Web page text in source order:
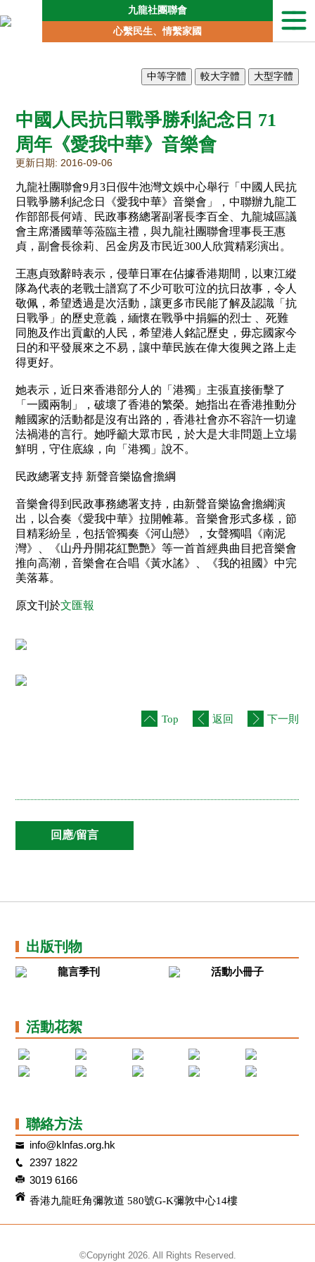
本
動
地
區
委
員
會
責
員
會
社
會
服
務
基
版
刊
物
聯
絡
我
九龍社團聯會
心繫民生、情繫家國
中國人民抗日戰爭勝利紀念日 71
周年《愛我中華》音樂會
更新日期: 2016-09-06
九龍社團聯會9月3日假牛池灣文娛中心舉行「中國人民抗
日戰爭勝利紀念日《愛我中華》音樂會」，中聯辦九龍工
作部部長何靖、民政事務總署副署長李百全、九龍城區議
會主席潘國華等蒞臨主禮，與九龍社團聯會理事長王惠
貞，副會長徐莉、呂金房及市民近300人欣賞精彩演出。
王惠貞致辭時表示，侵華日軍在佔據香港期間，以東江縱
隊為代表的老戰士譜寫了不少可歌可泣的抗日故事，令人
敬佩，希望透過是次活動，讓更多市民能了解及認識「抗
日戰爭」的歷史意義，緬懷在戰爭中捐軀的烈士 、死難
同胞及作出貢獻的人民，希望港人銘記歷史，毋忘國家今
日的和平發展來之不易，讓中華民族在偉大復興之路上走
得更好。
她表示，近日來香港部分人的「港獨」主張直接衝擊了
「一國兩制」，破壞了香港的繁榮。她指出在香港推動分
離國家的活動都是沒有出路的，香港社會亦不容許一切違
法禍港的言行。她呼籲大眾市民，於大是大非問題上立場
鮮明，守住底線，向「港獨」說不。
民政總署支持 新聲音樂協會擔綱
音樂會得到民政事務總署支持，由新聲音樂協會擔綱演
出，以合奏《愛我中華》拉開帷幕。音樂會形式多樣，節
目精彩紛呈，包括管獨奏《河山戀》，女聲獨唱《南泥
灣》、《山丹丹開花紅艷艷》等一首首經典曲目把音樂會
推向高潮，音樂會在合唱《黃水謠》、《我的祖國》中完
美落幕。
原文刊於文匯報
Top 返回 下一則
出版刊物
龍言季刊 活動小冊子
活動花絮
聯絡方法
info@klnfas.org.hk
2397 1822
3019 6166
香港九龍旺角彌敦道 580號G-K彌敦中心14樓
©Copyright 2026. All Rights Reserved.